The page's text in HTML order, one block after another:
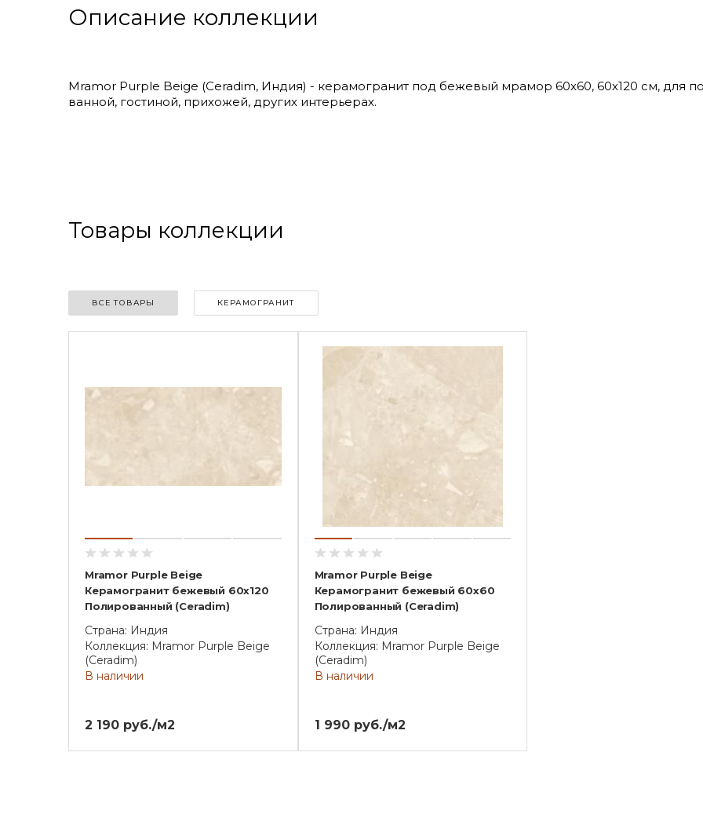
Описание коллекции
Mramor Purple Beige (Ceradim, Индия) - керамогранит под бежевый мрамор 60х60, 60х120 см, для
ванной, гостиной, прихожей, других интерьерах.
Товары коллекции
ВСЕ ТОВАРЫ КЕРАМОГРАНИТ
Mramor Purple Beige
Керамогранит бежевый 60х120
Полированный (Ceradim)
Страна: Индия
Коллекция: Mramor Purple Beige
(Ceradim)
В наличии
2 190 руб./м2
Mramor Purple Beige
Керамогранит бежевый 60х60
Полированный (Ceradim)
Страна: Индия
Коллекция: Mramor Purple Beige
(Ceradim)
В наличии
1 990 руб./м2